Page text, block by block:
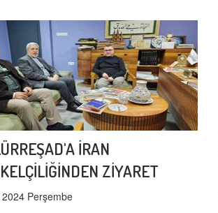
İRAN
ZİYARET
2024 Perşembe